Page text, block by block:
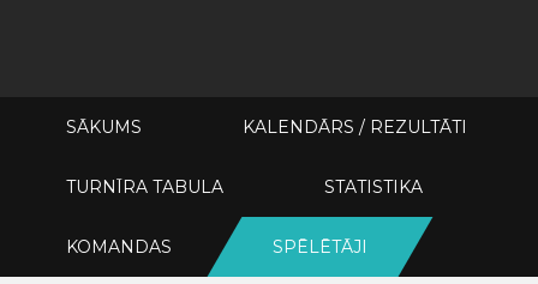
SĀKUMS KALENDĀRS / REZULTĀTI
TURNĪRA TABULA STATISTIKA
KOMANDAS SPĒLĒTĀJI